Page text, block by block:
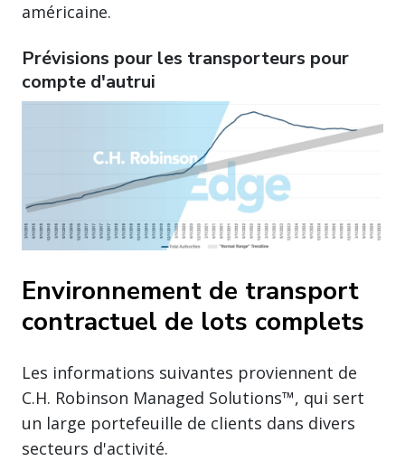
américaine.
Prévisions pour les transporteurs pour
compte d'autrui
Environnement de transport
contractuel de lots complets
Les informations suivantes proviennent de
C.H. Robinson Managed Solutions™, qui sert
un large portefeuille de clients dans divers
secteurs d'activité.